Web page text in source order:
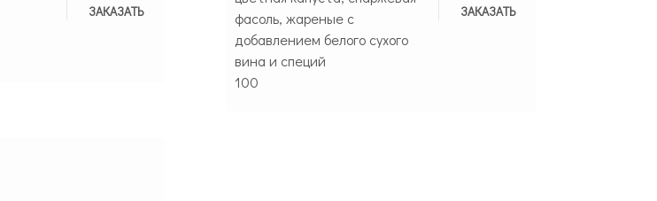
ЗАКАЗАТЬ
ЗАКАЗАНО ЗАКАЗАТЬ
ЗАКАЗАНО
фасоль, жареные с
добавлением белого сухого
вина и специй
100